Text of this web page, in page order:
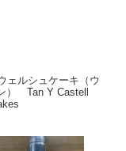
ルシュケーキ（ウ
） Tan Y Castell